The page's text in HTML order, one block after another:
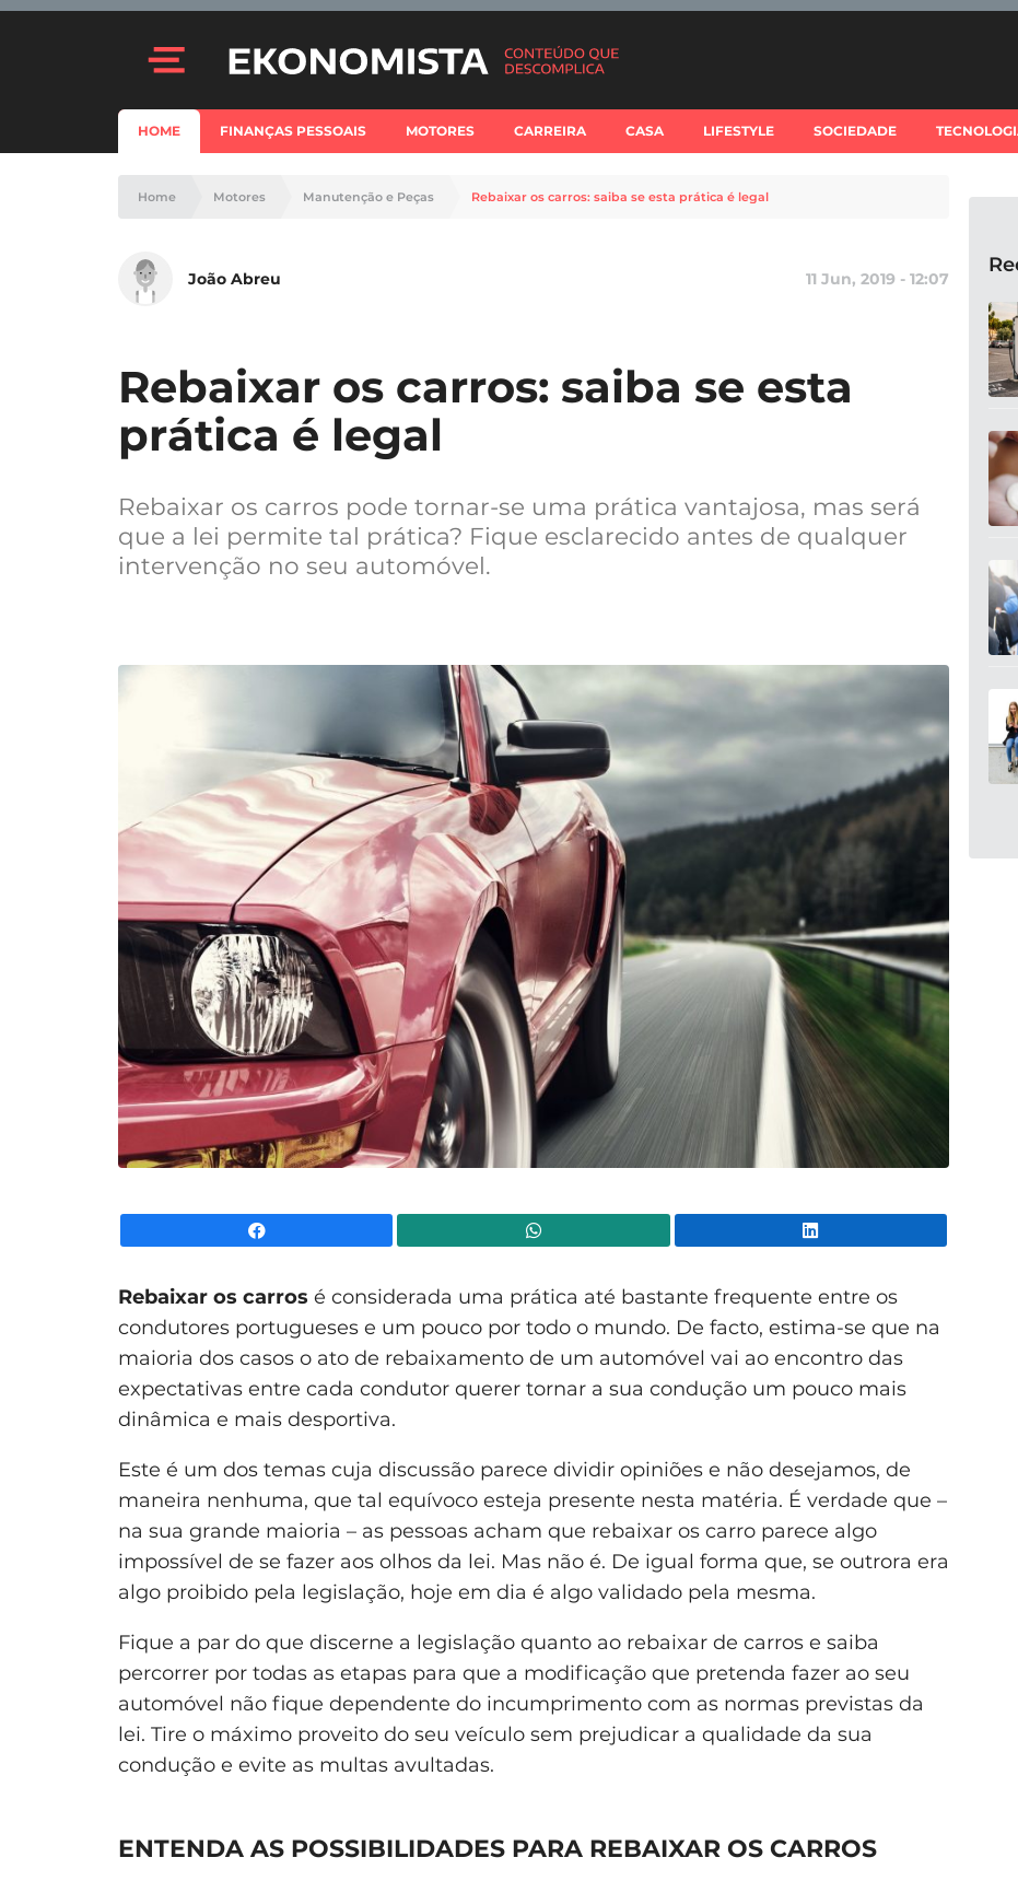
HOME FINANÇAS PESSOAIS MOTORES CARREIRA CASA LIFESTYLE SOCIEDADE
Home Motores Manutenção e Peças Rebaixar os carros: saiba se esta prática é legal
João Abreu 11 Jun, 2019 - 12:07
Rebaixar os carros: saiba se esta
prática é legal
Rebaixar os carros pode tornar-se uma prática vantajosa, mas será
que a lei permite tal prática? Fique esclarecido antes de qualquer
intervenção no seu automóvel.
Rebaixar os carros é considerada uma prática até bastante frequente entre os
condutores portugueses e um pouco por todo o mundo. De facto, estima-se que na
maioria dos casos o ato de rebaixamento de um automóvel vai ao encontro das
expectativas entre cada condutor querer tornar a sua condução um pouco mais
dinâmica e mais desportiva.
Este é um dos temas cuja discussão parece dividir opiniões e não desejamos, de
maneira nenhuma, que tal equívoco esteja presente nesta matéria. É verdade que –
na sua grande maioria – as pessoas acham que rebaixar os carro parece algo
impossível de se fazer aos olhos da lei. Mas não é. De igual forma que, se outrora era
algo proibido pela legislação, hoje em dia é algo validado pela mesma.
Fique a par do que discerne a legislação quanto ao rebaixar de carros e saiba
percorrer por todas as etapas para que a modificação que pretenda fazer ao seu
automóvel não fique dependente do incumprimento com as normas previstas da
lei. Tire o máximo proveito do seu veículo sem prejudicar a qualidade da sua
condução e evite as multas avultadas.
ENTENDA AS POSSIBILIDADES PARA REBAIXAR OS CARROS